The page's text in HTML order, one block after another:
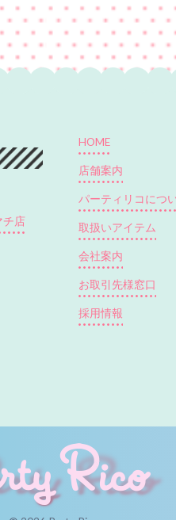
チ店
HOME
店舗案内
パーティリコにつ
取扱いアイテム
会社案内
お取引先様窓口
採用情報